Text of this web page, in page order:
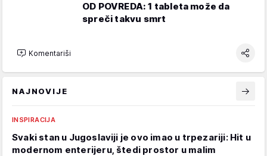
OD POVREDA: 1 tableta može da
spreči takvu smrt
Komentariši
NAJNOVIJE
INSPIRACIJA
Svaki stan u Jugoslaviji je ovo imao u trpezariji: Hit u
modernom enterijeru, štedi prostor u malim